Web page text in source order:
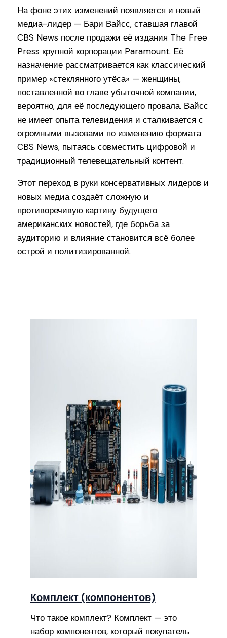
На фоне этих изменений появляется и новый
медиа-лидер — Бари Вайсс, ставшая главой
CBS News после продажи её издания The Free
Press крупной корпорации Paramount. Её
назначение рассматривается как классический
пример «стеклянного утёса» — женщины,
поставленной во главе убыточной компании,
вероятно, для её последующего провала. Вайсс
не имеет опыта телевидения и сталкивается с
огромными вызовами по изменению формата
CBS News, пытаясь совместить цифровой и
традиционный телевещательный контент.
Этот переход в руки консервативных лидеров и
новых медиа создаёт сложную и
противоречивую картину будущего
американских новостей, где борьба за
аудиторию и влияние становится всё более
острой и политизированной.
Комплект (компонентов)
Что такое комплект? Комплект — это
набор компонентов, который покупатель